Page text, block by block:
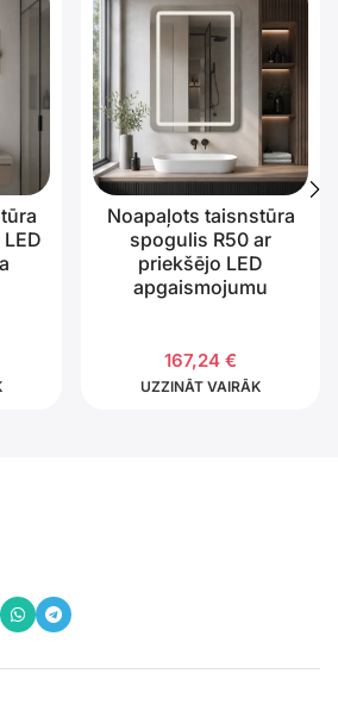
Noapaļots taisnstūra
spogulis R50 ar
priekšējo LED
apgaismojumu
167,24 €
UZZINĀT VAIRĀK